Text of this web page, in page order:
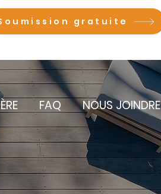
gratuite
FAQ NOUS JOINDRE